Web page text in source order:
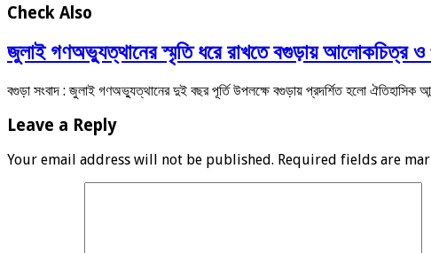
Check Also
জুলাই গণঅভ্যুত্থানের স্মৃতি ধরে রাখতে বগুড়ায় আলোকচিত্র ও
বগুড়া সংবাদ : জুলাই গণঅভ্যুত্থানের দুই বছর পূর্তি উপলক্ষে বগুড়ায় প্রদর্শিত হলো ঐতিহাসিক
Leave a Reply
Your email address will not be published. Required fields are